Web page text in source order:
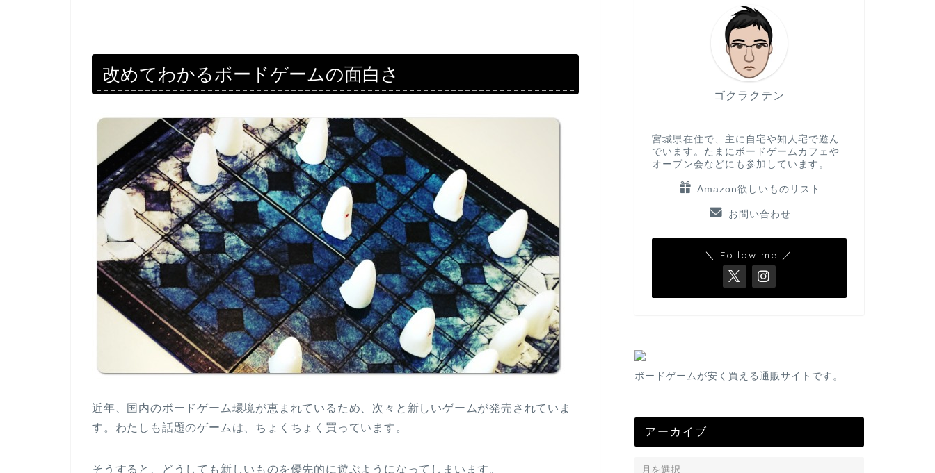
改めてわかるボードゲームの面白さ
近年、国内のボードゲーム環境が恵まれているため、次々と新しいゲームが発売されていま
す。わたしも話題のゲームは、ちょくちょく買っています。
そうすると、どうしても新しいものを優先的に遊ぶようになってしまいます。
ゴクラクテン
宮城県在住で、主に自宅や知人宅で遊ん
でいます。たまにボードゲームカフェや
オープン会などにも参加しています。
Amazon欲しいものリスト
お問い合わせ
＼ Follow me ／
ボードゲームが安く買える通販サイトです。
アーカイブ